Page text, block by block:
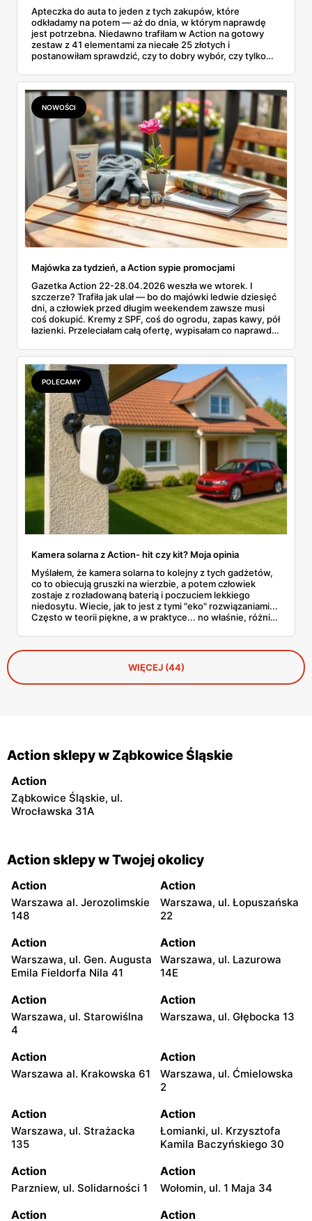
Apteczka do auta to jeden z tych zakupów, które
odkładamy na potem — aż do dnia, w którym naprawdę
jest potrzebna. Niedawno trafiłam w Action na gotowy
zestaw z 41 elementami za niecałe 25 złotych i
postanowiłam sprawdzić, czy to dobry wybór, czy tylko
wątpliwość, która od tygodni krąży po sieci: czy apteczka
samochodowa jest już obowiązkowa w 2026 roku. Bo
wokół tego tematu narosło całkiem sporo mitów.
NOWOŚCI
Majówka za tydzień, a Action sypie promocjami
Gazetka Action 22-28.04.2026 weszła we wtorek. I
szczerze? Trafiła jak ulał — bo do majówki ledwie dziesięć
dni, a człowiek przed długim weekendem zawsze musi
coś dokupić. Kremy z SPF, coś do ogrodu, zapas kawy, pół
łazienki. Przeleciałam całą ofertę, wypisałam co naprawdę
wszystko w tym tygodniu to hit. Ceny od 2,99 zł za
rękawice do 379 zł za fotel wiszący. Coś dla każdej
kieszeni.
POLECAMY
Kamera solarna z Action- hit czy kit? Moja opinia
Myślałem, że kamera solarna to kolejny z tych gadżetów,
co to obiecują gruszki na wierzbie, a potem człowiek
zostaje z rozładowaną baterią i poczuciem lekkiego
niedosytu. Wiecie, jak to jest z tymi "eko" rozwiązaniami...
Często w teorii piękne, a w praktyce... no właśnie, różnie.
pozytywnie mnie zaskoczyła!
WIĘCEJ (44)
Action sklepy w Ząbkowice Śląskie
Action
Ząbkowice Śląskie, ul.
Wrocławska 31A
Action sklepy w Twojej okolicy
Action
Warszawa al. Jerozolimskie
148
Action
Warszawa, ul. Łopuszańska
22
Action
Warszawa, ul. Gen. Augusta
Emila Fieldorfa Nila 41
Action
Warszawa, ul. Lazurowa
14E
Action
Warszawa, ul. Starowiślna
4
Action
Warszawa, ul. Głębocka 13
Action
Warszawa al. Krakowska 61
Action
Warszawa, ul. Ćmielowska
2
Action
Warszawa, ul. Strażacka
135
Action
Łomianki, ul. Krzysztofa
Kamila Baczyńskiego 30
Action
Parzniew, ul. Solidarności 1
Action
Wołomin, ul. 1 Maja 34
Action Action